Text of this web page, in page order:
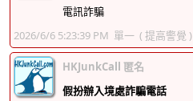
電訊詐騙
2026/6/6 5:23:39 PM 單一 ( 提高警覺 )
HKJunkCall 匿名
假扮辦入境處詐騙電話